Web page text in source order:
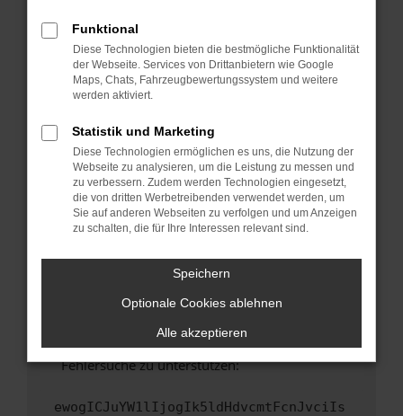
Fenster?
Starte dein Gerät neu.
Das kann manchmal helfen, vorübergehende
Probleme zu beheben.
Betriebssystem auf dem neuesten Stand
sind.
Veraltete Software birgt nicht nur ein
Sicherheitsrisiko, sondern kann auch dazu
führen, dass bestimmte Funktionen nicht mehr
unterstützt werden.
Wende dich an den Webseitenbetreiber.
Wenn du alle oben genannten Schritte versucht
hast, kontaktiere uns bitte. Wir werden
versuchen, das Problem zu beheben. Du kannst
uns diesen Text schicken, um uns bei der
Fehlersuche zu unterstützen:
ewogICJuYW1lIjogIk5ldHdvcmtFcnJvciIs
Funktional
Diese Technologien bieten die bestmögliche Funktionalität
der Webseite. Services von Drittanbietern wie Google
Maps, Chats, Fahrzeugbewertungssystem und weitere
werden aktiviert.
Statistik und Marketing
Diese Technologien ermöglichen es uns, die Nutzung der
Webseite zu analysieren, um die Leistung zu messen und
zu verbessern. Zudem werden Technologien eingesetzt,
die von dritten Werbetreibenden verwendet werden, um
Sie auf anderen Webseiten zu verfolgen und um Anzeigen
zu schalten, die für Ihre Interessen relevant sind.
Speichern
Optionale Cookies ablehnen
Alle akzeptieren